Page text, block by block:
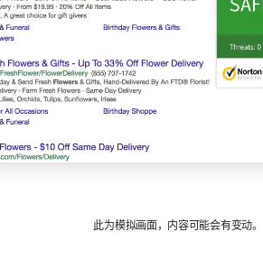
此为模拟画面，内容可能会有变动。